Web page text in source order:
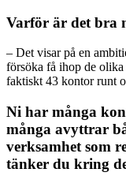
Varför är det bra
– Det visar på en
försöka få ihop de
faktiskt 43 kontor runt
Ni har många
många avyttrar
verksamhet som
tänker du kring